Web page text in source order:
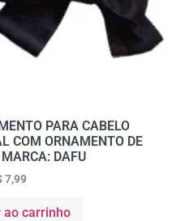
PARA CABELO
COM ORNAMENTO DE
DAFU
7,99
ao carrinho